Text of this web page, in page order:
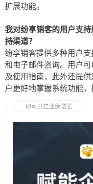
扩展功能。
我对纷享销客的用户支
持渠道？
纷享销客提供多种用户
和电子邮件咨询。用户
及使用指南，此外还提
户更好地掌握系统功能，
即可开启业绩增长